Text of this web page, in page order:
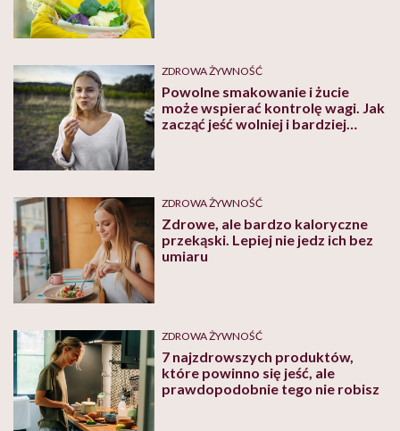
ZDROWA ŻYWNOŚĆ
Powolne smakowanie i żucie
może wspierać kontrolę wagi. Jak
zacząć jeść wolniej i bardziej
ZDROWA ŻYWNOŚĆ
Zdrowe, ale bardzo kaloryczne
przekąski. Lepiej nie jedz ich bez
umiaru
ZDROWA ŻYWNOŚĆ
7 najzdrowszych produktów,
które powinno się jeść, ale
prawdopodobnie tego nie robisz